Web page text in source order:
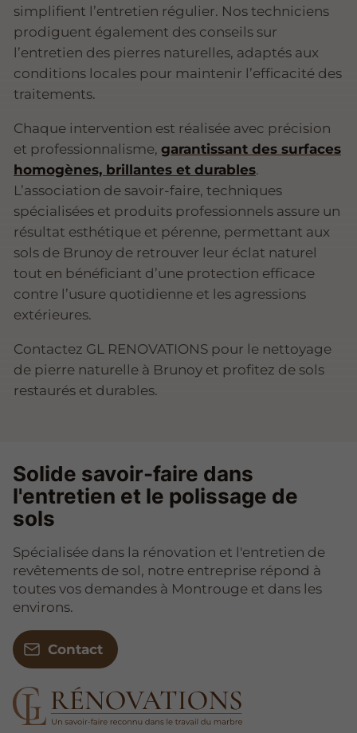
simplifient l’entretien régulier. Nos techniciens
prodiguent également des conseils sur
l’entretien des pierres naturelles, adaptés aux
conditions locales pour maintenir l’efficacité des
traitements.
Chaque intervention est réalisée avec précision
et professionnalisme, garantissant des surfaces
homogènes, brillantes et durables.
L’association de savoir-faire, techniques
spécialisées et produits professionnels assure un
résultat esthétique et pérenne, permettant aux
sols de Brunoy de retrouver leur éclat naturel
tout en bénéficiant d’une protection efficace
contre l’usure quotidienne et les agressions
extérieures.
Contactez GL RENOVATIONS pour le nettoyage
de pierre naturelle à Brunoy et profitez de sols
restaurés et durables.
Solide savoir-faire dans
l'entretien et le polissage de
sols
Spécialisée dans la rénovation et l'entretien de
revêtements de sol, notre entreprise répond à
toutes vos demandes à Montrouge et dans les
environs.
Contact